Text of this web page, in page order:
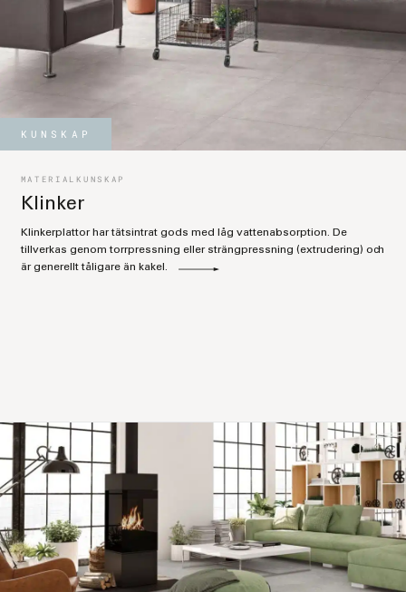
KUNSKAP
MATERIALKUNSKAP
Klinker
Klinkerplattor har tätsintrat gods med låg vattenabsorption. De
tillverkas genom torrpressning eller strängpressning (extrudering) och
är generellt tåligare än kakel.